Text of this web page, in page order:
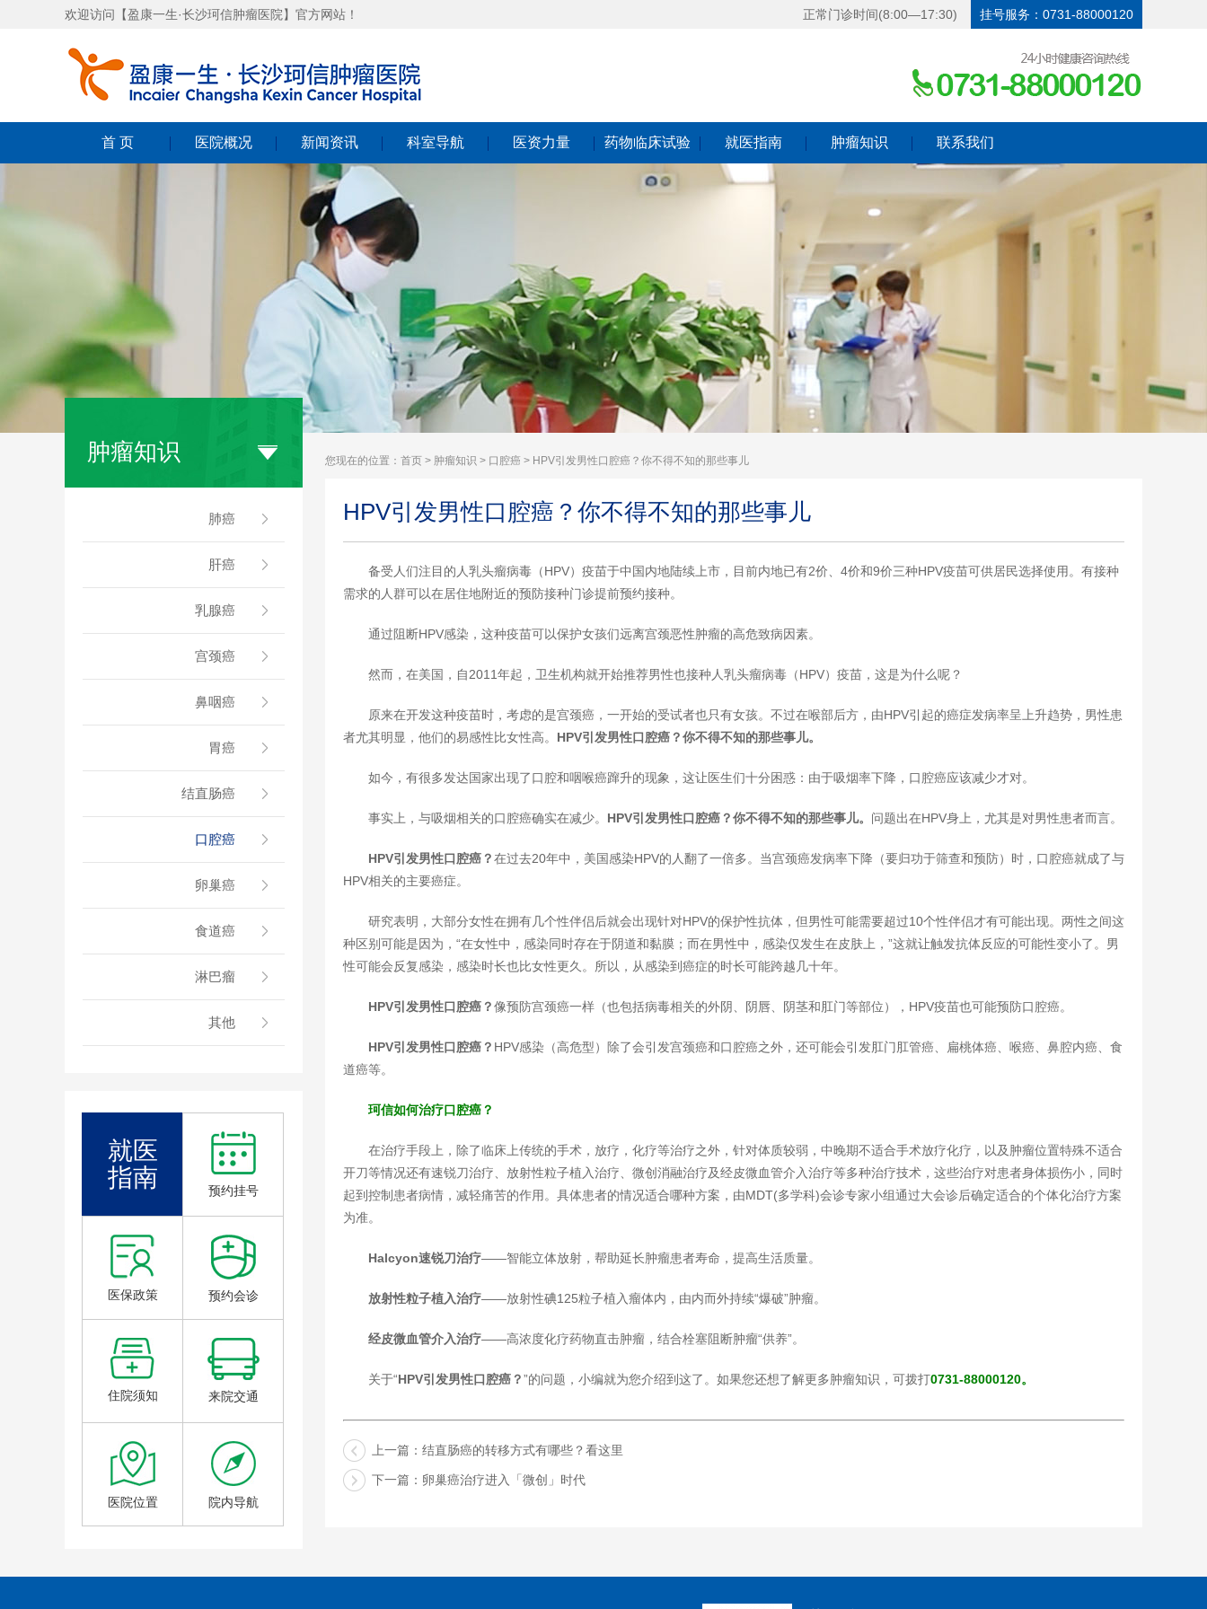
正常门诊时间(8:00—17:30) 挂号服务：0731-88000120
欢迎访问【盈康一生·长沙珂信肿瘤医院】官方网站！
首 页 医院概况 新闻资讯 科室导航 医资力量 药物临床试验 就医指南 肿瘤知识 联系我们
肿瘤知识
肺癌
肝癌
乳腺癌
宫颈癌
鼻咽癌
胃癌
结直肠癌
口腔癌
卵巢癌
食道癌
淋巴瘤
其他
就医
指南
预约挂号
医保政策 预约会诊
住院须知 来院交通
医院位置 院内导航
您现在的位置： 首页 > 肿瘤知识 > 口腔癌 > HPV引发男性口腔癌？你不得不知的那些事儿
HPV引发男性口腔癌？你不得不知的那些事儿
备受人们注目的人乳头瘤病毒（HPV）疫苗于中国内地陆续上市，目前内地已有2价、4价和9价三种HPV疫苗可供居民选择使用。有接种
需求的人群可以在居住地附近的预防接种门诊提前预约接种。
通过阻断HPV感染，这种疫苗可以保护女孩们远离宫颈恶性肿瘤的高危致病因素。
然而，在美国，自2011年起，卫生机构就开始推荐男性也接种人乳头瘤病毒（HPV）疫苗，这是为什么呢？
原来在开发这种疫苗时，考虑的是宫颈癌，一开始的受试者也只有女孩。不过在喉部后方，由HPV引起的癌症发病率呈上升趋势，男性患
者尤其明显，他们的易感性比女性高。 HPV引发男性口腔癌？你不得不知的那些事儿。
如今，有很多发达国家出现了口腔和咽喉癌蹿升的现象，这让医生们十分困惑：由于吸烟率下降，口腔癌应该减少才对。
事实上，与吸烟相关的口腔癌确实在减少。 HPV引发男性口腔癌？你不得不知的那些事儿。 问题出在HPV身上，尤其是对男性患者而言。
HPV引发男性口腔癌？在过去20年中，美国感染HPV的人翻了一倍多。当宫颈癌发病率下降（要归功于筛查和预防）时，口腔癌就成了与
HPV相关的主要癌症。
研究表明，大部分女性在拥有几个性伴侣后就会出现针对HPV的保护性抗体，但男性可能需要超过10个性伴侣才有可能出现。两性之间这
种区别可能是因为，“在女性中，感染同时存在于阴道和黏膜；而在男性中，感染仅发生在皮肤上，”这就让触发抗体反应的可能性变小了。男
性可能会反复感染，感染时长也比女性更久。所以，从感染到癌症的时长可能跨越几十年。
HPV引发男性口腔癌？像预防宫颈癌一样（也包括病毒相关的外阴、阴唇、阴茎和肛门等部位），HPV疫苗也可能预防口腔癌。
HPV引发男性口腔癌？ HPV感染（高危型）除了会引发宫颈癌和口腔癌之外，还可能会引发肛门肛管癌、扁桃体癌、喉癌、鼻腔内癌、食
道癌等。
珂信如何治疗口腔癌？
在治疗手段上，除了临床上传统的手术，放疗，化疗等治疗之外，针对体质较弱，中晚期不适合手术放疗化疗，以及肿瘤位置特殊不适合
开刀等情况还有速锐刀治疗、放射性粒子植入治疗、微创消融治疗及经皮微血管介入治疗等多种治疗技术，这些治疗对患者身体损伤小，同时
起到控制患者病情，减轻痛苦的作用。具体患者的情况适合哪种方案，由MDT(多学科)会诊专家小组通过大会诊后确定适合的个体化治疗方案
为准。
Halcyon速锐刀治疗——智能立体放射，帮助延长肿瘤患者寿命，提高生活质量。
放射性粒子植入治疗——放射性碘125粒子植入瘤体内，由内而外持续“爆破”肿瘤。
经皮微血管介入治疗——高浓度化疗药物直击肿瘤，结合栓塞阻断肿瘤“供养”。
关于“HPV引发男性口腔癌？”的问题，小编就为您介绍到这了。如果您还想了解更多肿瘤知识，可拨打0731-88000120。
上一篇：结直肠癌的转移方式有哪些？看这里
下一篇：卵巢癌治疗进入「微创」时代